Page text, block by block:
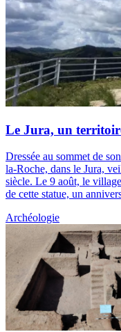
Le Jura, un
Dressée au sommet de
la-Roche, dans le Jura,
siècle. Le 9 août, le
de cette statue, un
Archéologie